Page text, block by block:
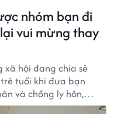
nhóm bạn đi
vui mừng thay
xã hội đang chia sẻ
tuổi khi đưa bạn
và chồng ly hôn,
bàn luận của CĐM.